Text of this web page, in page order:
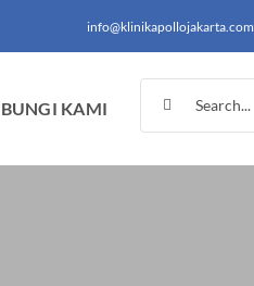
info@klinikapollojakarta.com
KAMI